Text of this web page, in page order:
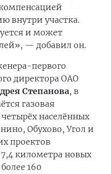
внутри участка.
и может
— добавил он.
первого
директора ОАО
Степанова, в
газовая
населённых
Обухово, Угол и
проектов
километра новых
160